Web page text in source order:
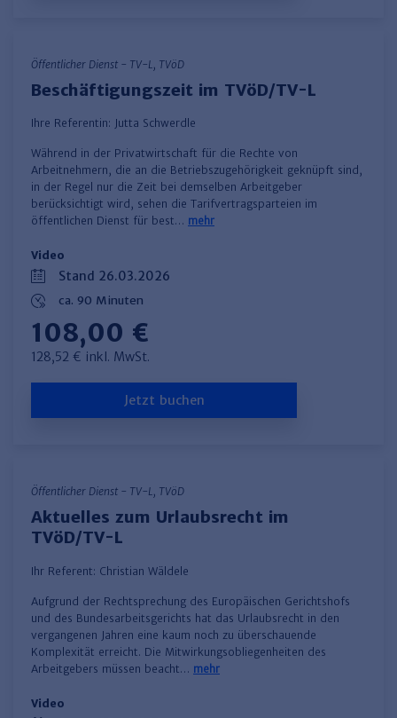
Öffentlicher Dienst - TV-L, TVöD
Beschäftigungszeit im TVöD/TV-L
Ihre Referentin: Jutta Schwerdle
Während in der Privatwirtschaft für die Rechte von
Arbeitnehmern, die an die Betriebszugehörigkeit geknüpft sind,
in der Regel nur die Zeit bei demselben Arbeitgeber
berücksichtigt wird, sehen die Tarifvertragsparteien im
öffentlichen Dienst für best… mehr
Video
Stand 26.03.2026
ca. 90 Minuten
108,00 €
128,52 € inkl. MwSt.
Jetzt buchen
Öffentlicher Dienst - TV-L, TVöD
Aktuelles zum Urlaubsrecht im
TVöD/TV-L
Ihr Referent: Christian Wäldele
Aufgrund der Rechtsprechung des Europäischen Gerichtshofs
und des Bundesarbeitsgerichts hat das Urlaubsrecht in den
vergangenen Jahren eine kaum noch zu überschauende
Komplexität erreicht. Die Mitwirkungsobliegenheiten des
Arbeitgebers müssen beacht… mehr
Video